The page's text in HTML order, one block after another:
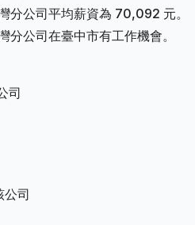
分公司平均薪資為 70,092 元。
公司在臺中市有工作機會。
司
公司